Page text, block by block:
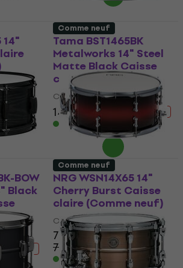
14" Tama BST1465BK
Metalworks 14" Steel
Matte Black Caisse
claire (Comme neuf)
Caisse claire
142 € 155,43 €
- 9 %
En stock
BOW
Black
neuf)
- 7 %
Comme neuf
NRG WSN14X65 14"
Cherry Burst Caisse
claire (Comme neuf)
Caisse claire
73,10 €
79,40 €
- 8 %
En stock
Comme neuf